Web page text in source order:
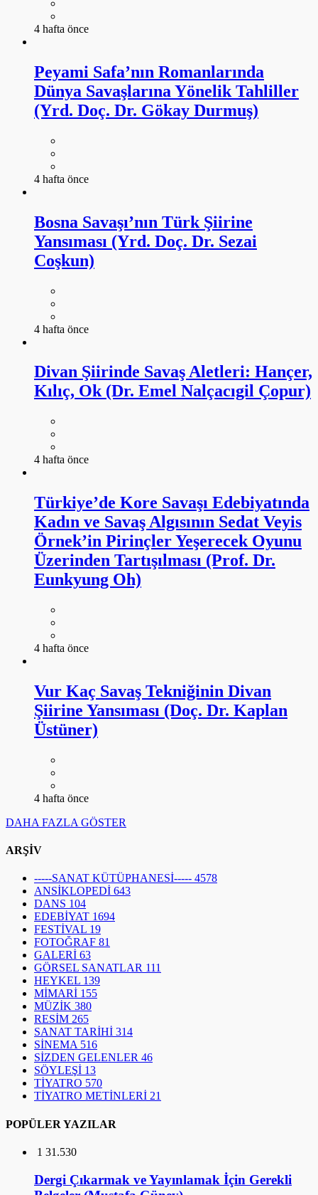
4 hafta önce
Peyami Safa’nın Romanlarında
Dünya Savaşlarına Yönelik Tahliller
(Yrd. Doç. Dr. Gökay Durmuş)
4 hafta önce
Bosna Savaşı’nın Türk Şiirine
Yansıması (Yrd. Doç. Dr. Sezai
Coşkun)
4 hafta önce
Divan Şiirinde Savaş Aletleri: Hançer,
Kılıç, Ok (Dr. Emel Nalçacıgil Çopur)
4 hafta önce
Türkiye’de Kore Savaşı Edebiyatında
Kadın ve Savaş Algısının Sedat Veyis
Örnek’in Pirinçler Yeşerecek Oyunu
Üzerinden Tartışılması (Prof. Dr.
Eunkyung Oh)
4 hafta önce
Vur Kaç Savaş Tekniğinin Divan
Şiirine Yansıması (Doç. Dr. Kaplan
Üstüner)
4 hafta önce
DAHA FAZLA GÖSTER
ARŞİV
-----SANAT KÜTÜPHANESİ----- 4578
ANSİKLOPEDİ 643
DANS 104
EDEBİYAT 1694
FESTİVAL 19
FOTOĞRAF 81
GALERİ 63
GÖRSEL SANATLAR 111
HEYKEL 139
MİMARİ 155
MÜZİK 380
RESİM 265
SANAT TARİHİ 314
SİNEMA 516
SİZDEN GELENLER 46
SÖYLEŞİ 13
TİYATRO 570
TİYATRO METİNLERİ 21
POPÜLER YAZILAR
1 31.530
Dergi Çıkarmak ve Yayınlamak İçin Gerekli